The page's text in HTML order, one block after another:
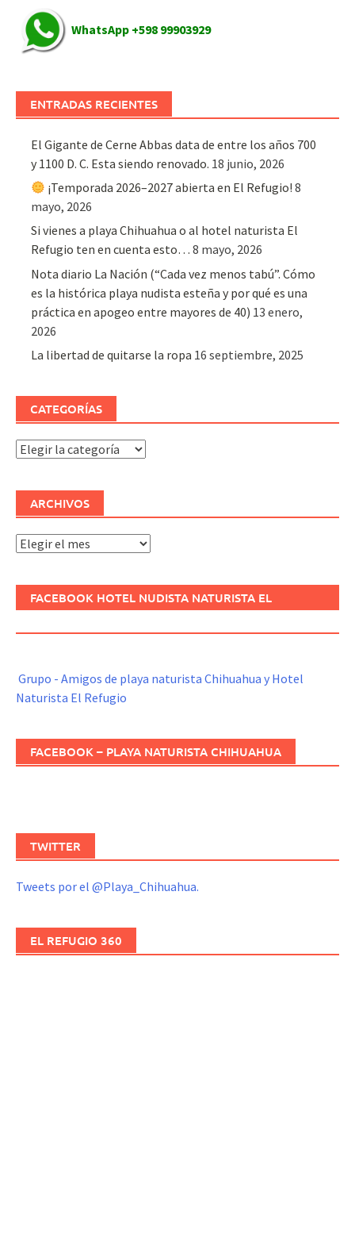
WhatsApp +598 99903929
ENTRADAS RECIENTES
El Gigante de Cerne Abbas data de entre los años 700
y 1100 D. C. Esta siendo renovado. 18 junio, 2026
¡Temporada 2026–2027 abierta en El Refugio! 8
mayo, 2026
Si vienes a playa Chihuahua o al hotel naturista El
Refugio ten en cuenta esto… 8 mayo, 2026
Nota diario La Nación (“Cada vez menos tabú”. Cómo
es la histórica playa nudista esteña y por qué es una
práctica en apogeo entre mayores de 40) 13 enero,
2026
La libertad de quitarse la ropa 16 septiembre, 2025
CATEGORÍAS
Categorías
ARCHIVOS
Archivos
FACEBOOK HOTEL NUDISTA NATURISTA EL
Grupo - Amigos de playa naturista Chihuahua y Hotel
Naturista El Refugio
FACEBOOK – PLAYA NATURISTA CHIHUAHUA
TWITTER
Tweets por el @Playa_Chihuahua.
EL REFUGIO 360